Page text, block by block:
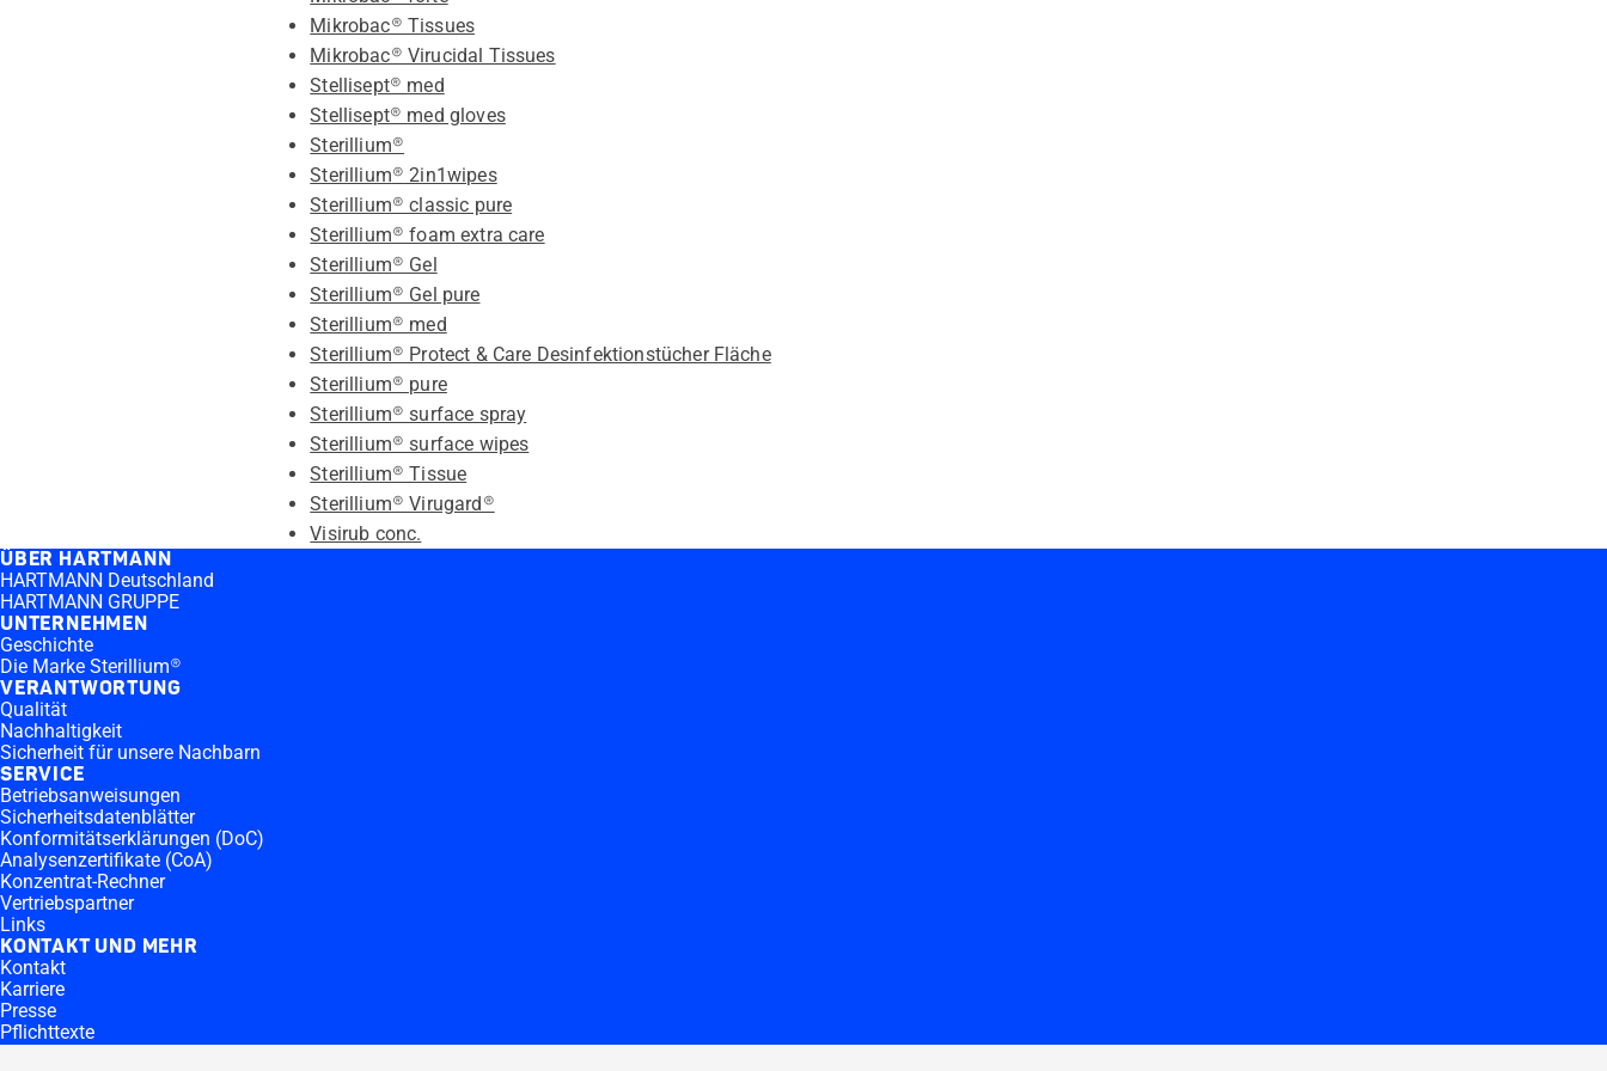
Mikrobac® Tissues
Mikrobac® Virucidal Tissues
Stellisept® med
Stellisept® med gloves
Sterillium®
Sterillium® 2in1 wipes
Sterillium® classic pure
Sterillium® foam extra care
Sterillium® Gel
Sterillium® Gel pure
Sterillium® med
Sterillium® Protect & Care Desinfektionstücher Fläche
Sterillium® pure
Sterillium® surface spray
Sterillium® surface wipes
Sterillium® Tissue
Sterillium® Virugard®
Visirub conc.
ÜBER HARTMANN
HARTMANN Deutschland
HARTMANN GRUPPE
UNTERNEHMEN
Geschichte
Die Marke Sterillium®
VERANTWORTUNG
Qualität
Nachhaltigkeit
Sicherheit für unsere Nachbarn
SERVICE
Betriebsanweisungen
Sicherheitsdatenblätter
Konformitätserklärungen (DoC)
Analysenzertifikate (CoA)
Konzentrat-Rechner
Vertriebspartner
Links
KONTAKT UND MEHR
Kontakt
Karriere
Presse
Pflichttexte